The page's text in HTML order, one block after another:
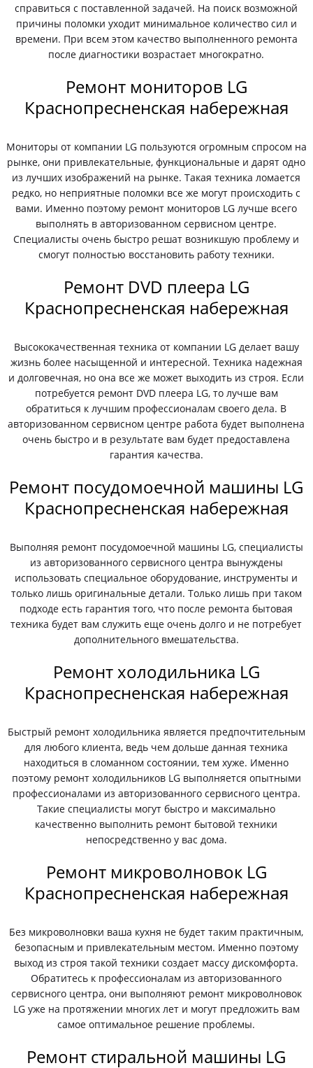
справиться с поставленной задачей. На поиск возможной
причины поломки уходит минимальное количество сил и
времени. При всем этом качество выполненного ремонта
после диагностики возрастает многократно.
Ремонт мониторов LG
Краснопресненская набережная
Мониторы от компании LG пользуются огромным спросом на
рынке, они привлекательные, функциональные и дарят одно
из лучших изображений на рынке. Такая техника ломается
редко, но неприятные поломки все же могут происходить с
вами. Именно поэтому ремонт мониторов LG лучше всего
выполнять в авторизованном сервисном центре.
Специалисты очень быстро решат возникшую проблему и
смогут полностью восстановить работу техники.
Ремонт DVD плеера LG
Краснопресненская набережная
Высококачественная техника от компании LG делает вашу
жизнь более насыщенной и интересной. Техника надежная
и долговечная, но она все же может выходить из строя. Если
потребуется ремонт DVD плеера LG, то лучше вам
обратиться к лучшим профессионалам своего дела. В
авторизованном сервисном центре работа будет выполнена
очень быстро и в результате вам будет предоставлена
гарантия качества.
Ремонт посудомоечной машины LG
Краснопресненская набережная
Выполняя ремонт посудомоечной машины LG, специалисты
из авторизованного сервисного центра вынуждены
использовать специальное оборудование, инструменты и
только лишь оригинальные детали. Только лишь при таком
подходе есть гарантия того, что после ремонта бытовая
техника будет вам служить еще очень долго и не потребует
дополнительного вмешательства.
Ремонт холодильника LG
Краснопресненская набережная
Быстрый ремонт холодильника является предпочтительным
для любого клиента, ведь чем дольше данная техника
находиться в сломанном состоянии, тем хуже. Именно
поэтому ремонт холодильников LG выполняется опытными
профессионалами из авторизованного сервисного центра.
Такие специалисты могут быстро и максимально
качественно выполнить ремонт бытовой техники
непосредственно у вас дома.
Ремонт микроволновок LG
Краснопресненская набережная
Без микроволновки ваша кухня не будет таким практичным,
безопасным и привлекательным местом. Именно поэтому
выход из строя такой техники создает массу дискомфорта.
Обратитесь к профессионалам из авторизованного
сервисного центра, они выполняют ремонт микроволновок
LG уже на протяжении многих лет и могут предложить вам
самое оптимальное решение проблемы.
Ремонт стиральной машины LG